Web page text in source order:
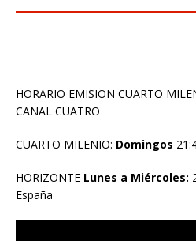
HORARIO EMISION CUARTO
CANAL CUATRO
CUARTO MILENIO: Domingos
HORIZONTE Lunes a Miércoles:
España